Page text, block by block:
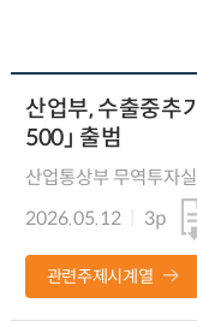
산업부, 수출중추
500」 출범
산업통상부 무역투자
2026.05.12
3p
관련주제시계열